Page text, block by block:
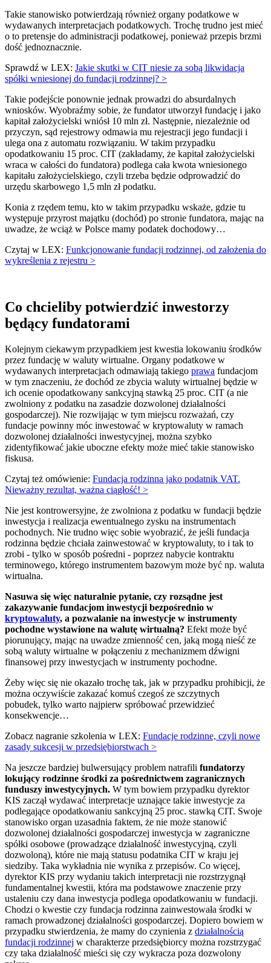
Takie stanowisko potwierdzają również organy podatkowe w
wydawanych interpretacjach podatkowych. Trochę trudno jest mieć
o to pretensje do administracji podatkowej, ponieważ przepis brzmi
dość jednoznacznie.
Sprawdź w LEX: Jakie skutki w CIT niesie za sobą likwidacja
spółki wniesionej do fundacji rodzinnej? >
Takie podejście ponownie jednak prowadzi do absurdalnych
wniosków. Wyobraźmy sobie, że fundator utworzył fundację i jako
kapitał założycielski wniósł 10 mln zł. Następnie, niezależnie od
przyczyn, sąd rejestrowy odmawia mu rejestracji jego fundacji i
ulega ona z automatu rozwiązaniu. W takim przypadku
opodatkowaniu 15 proc. CIT (zakładamy, że kapitał założycielski
wraca w całości do fundatora) podlega cała kwota wniesionego
kapitału założycielskiego, czyli trzeba będzie odprowadzić do
urzędu skarbowego 1,5 mln zł podatku.
Konia z rzędem temu, kto w takim przypadku wskaże, gdzie tu
występuje przyrost majątku (dochód) po stronie fundatora, mając na
uwadze, że wciąż w Polsce mamy podatek dochodowy…
Czytaj w LEX: Funkcjonowanie fundacji rodzinnej, od założenia do
wykreślenia z rejestru >
Co chcieliby potwierdzić inwestorzy
będący fundatorami
Kolejnym ciekawym przypadkiem jest kwestia lokowaniu środków
przez fundację w waluty wirtualne. Organy podatkowe w
wydawanych interpretacjach odmawiają takiego prawa fundacjom
w tym znaczeniu, że dochód ze zbycia waluty wirtualnej będzie w
ich ocenie opodatkowany sankcyjną stawką 25 proc. CIT (a nie
zwolniony z podatku na zasadzie dozwolonej działalności
gospodarczej). Nie rozwijając w tym miejscu rozważań, czy
fundacje powinny móc inwestować w kryptowaluty w ramach
dozwolonej działalności inwestycyjnej, można szybko
zidentyfikować jakie uboczne efekty może mieć takie stanowisko
fiskusa.
Czytaj też omówienie: Fundacja rodzinna jako podatnik VAT.
Nieważny rezultat, ważna ciągłość! >
Nie jest kontrowersyjne, że zwolniona z podatku w fundacji będzie
inwestycja i realizacja ewentualnego zysku na instrumentach
pochodnych. Nie trudno więc sobie wyobrazić, że jeśli fundacja
rodzinna będzie chciała zainwestować w kryptowaluty, to i tak to
zrobi - tylko w sposób pośredni - poprzez nabycie kontraktu
terminowego, którego instrumentem bazowym może być np. waluta
wirtualna.
Nasuwa się więc naturalnie pytanie, czy rozsądne jest
zakazywanie fundacjom inwestycji bezpośrednio w
kryptowaluty, a pozwalanie na inwestycje w instrumenty
pochodne wystawione na walutę wirtualną? Efekt może być
piorunujący, mając na uwadze zmienność cen, jaką mogą nieść ze
sobą waluty wirtualne w połączeniu z mechanizmem dźwigni
finansowej przy inwestycjach w instrumenty pochodne.
Żeby więc się nie okazało trochę tak, jak w przypadku prohibicji, że
można oczywiście zakazać komuś czegoś ze szczytnych
pobudek, tylko warto najpierw spróbować przewidzieć
konsekwencje…
Zobacz nagranie szkolenia w LEX: Fundacje rodzinne, czyli nowe
zasady sukcesji w przedsiębiorstwach >
Na jeszcze bardziej bulwersujący problem natrafili fundatorzy
lokujący rodzinne środki za pośrednictwem zagranicznych
funduszy inwestycyjnych. W tym bowiem przypadku dyrektor
KIS zaczął wydawać interpretacje uznające takie inwestycje za
podlegające opodatkowaniu sankcyjną 25 proc. stawką CIT. Swoje
stanowisko organ uzasadnia faktem, że nie może stanowić
dozwolonej działalności gospodarczej inwestycja w zagraniczne
spółki osobowe (prowadzące działalność inwestycyjną, czyli
dozwoloną), które nie mają statusu podatnika CIT w kraju jej
siedziby. Taka wykładnia nie wynika z przepisów. Co więcej,
dyrektor KIS przy wydaniu takich interpretacji nie rozstrzygnął
fundamentalnej kwestii, która ma podstawowe znaczenie przy
ustaleniu czy dana inwestycja podlega opodatkowaniu w fundacji.
Chodzi o kwestie czy fundacja rodzinna zainwestowała środki w
ramach prowadzonej działalności gospodarczej. Dopiero bowiem w
przypadku stwierdzenia, że mamy do czynienia z działalnością
fundacji rodzinnej w charakterze przedsiębiorcy można rozstrzygać
czy taka działalność mieści się czy wykracza poza dozwolony